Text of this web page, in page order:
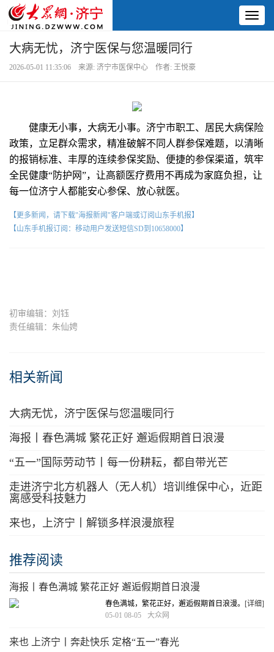
大病无忧，济宁医保与您温暖同行
2026-05-01 11:35:06 来源: 济宁市医保中心 作者: 王悦豪
健康无小事，大病无小事。济宁市职工、居民大病保险
政策，立足群众需求，精准破解不同人群参保难题，以清晰
的报销标准、丰厚的连续参保奖励、便捷的参保渠道，筑牢
全民健康“防护网”，让高额医疗费用不再成为家庭负担，让
每一位济宁人都能安心参保、放心就医。
【更多新闻，请下载"海报新闻"客户端或订阅山东手机报】
【山东手机报订阅：移动用户发送短信SD到10658000】
初审编辑：刘钰
责任编辑：朱仙娉
相关新闻
大病无忧，济宁医保与您温暖同行
海报丨春色满城 繁花正好 邂逅假期首日浪漫
“五一”国际劳动节丨每一份耕耘，都自带光芒
走进济宁北方机器人（无人机）培训维保中心，近距
离感受科技魅力
来也，上济宁丨解锁多样浪漫旅程
推荐阅读
海报丨春色满城 繁花正好 邂逅假期首日浪漫
春色满城，繁花正好，邂逅假期首日浪漫。 [详细]
05-01 08-05
大众网
来也 上济宁丨奔赴快乐 定格“五一”春光